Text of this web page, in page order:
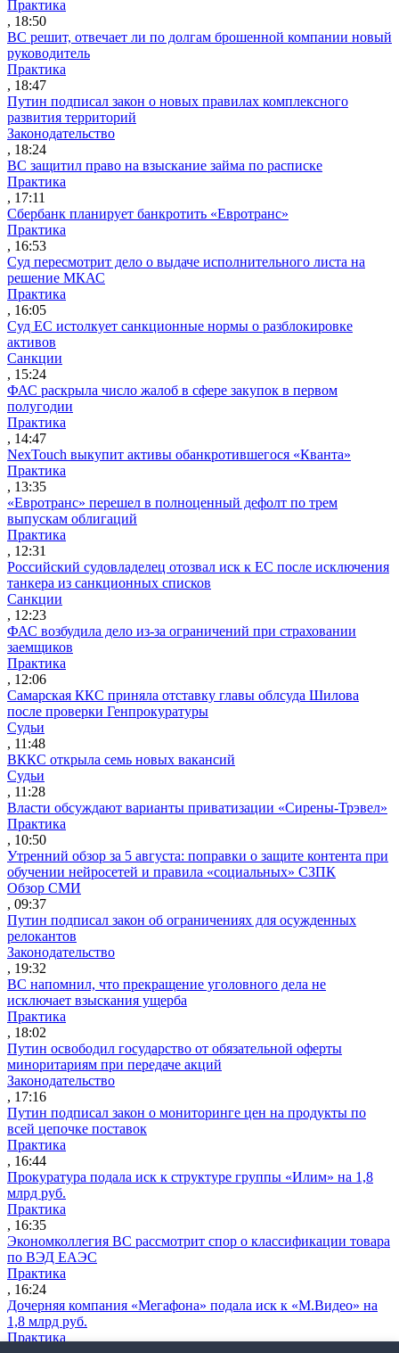
Практика
, 18:50
ВС решит, отвечает ли по долгам брошенной компании новый
руководитель
Практика
, 18:47
Путин подписал закон о новых правилах комплексного
развития территорий
Законодательство
, 18:24
ВС защитил право на взыскание займа по расписке
Практика
, 17:11
Сбербанк планирует банкротить «Евротранс»
Практика
, 16:53
Суд пересмотрит дело о выдаче исполнительного листа на
решение МКАС
Практика
, 16:05
Суд ЕС истолкует санкционные нормы о разблокировке
активов
Санкции
, 15:24
ФАС раскрыла число жалоб в сфере закупок в первом
полугодии
Практика
, 14:47
NexTouch выкупит активы обанкротившегося «Кванта»
Практика
, 13:35
«Евротранс» перешел в полноценный дефолт по трем
выпускам облигаций
Практика
, 12:31
Российский судовладелец отозвал иск к ЕС после исключения
танкера из санкционных списков
Санкции
, 12:23
ФАС возбудила дело из-за ограничений при страховании
заемщиков
Практика
, 12:06
Самарская ККС приняла отставку главы облсуда Шилова
после проверки Генпрокуратуры
Судьи
, 11:48
ВККС открыла семь новых вакансий
Судьи
, 11:28
Власти обсуждают варианты приватизации «Сирены-Трэвел»
Практика
, 10:50
Утренний обзор за 5 августа: поправки о защите контента при
обучении нейросетей и правила «социальных» СЗПК
Обзор СМИ
, 09:37
Путин подписал закон об ограничениях для осужденных
релокантов
Законодательство
, 19:32
ВС напомнил, что прекращение уголовного дела не
исключает взыскания ущерба
Практика
, 18:02
Путин освободил государство от обязательной оферты
миноритариям при передаче акций
Законодательство
, 17:16
Путин подписал закон о мониторинге цен на продукты по
всей цепочке поставок
Практика
, 16:44
Прокуратура подала иск к структуре группы «Илим» на 1,8
млрд руб.
Практика
, 16:35
Экономколлегия ВС рассмотрит спор о классификации товара
по ВЭД ЕАЭС
Практика
, 16:24
Дочерняя компания «Мегафона» подала иск к «М.Видео» на
1,8 млрд руб.
Практика